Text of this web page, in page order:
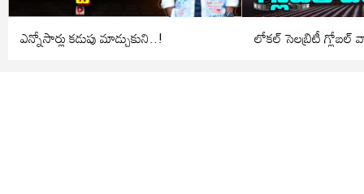
ఎన్నోసార్లు కడుపు మాడ్చుకుని..! లోకల్ సెలబ్రిటీ గ్లోబల్